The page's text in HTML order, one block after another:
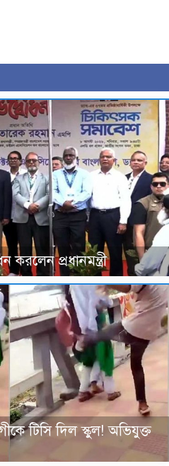
করলেন প্রধানমন্ত্রী
টিসি দিল স্কুল! অভিযুক্ত